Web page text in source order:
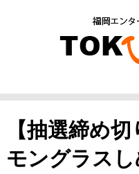
【抽選締め
モングラス